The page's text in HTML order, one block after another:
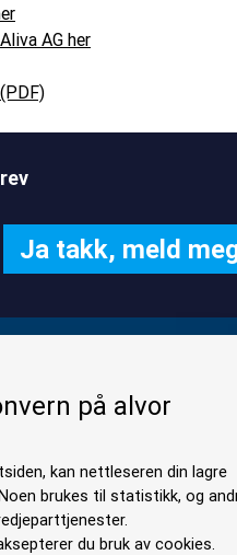
AG her
08:00 -
(Hverdager)
på alvor
kan nettleseren din lagre
brukes til statistikk, og
du bruk av cookies.